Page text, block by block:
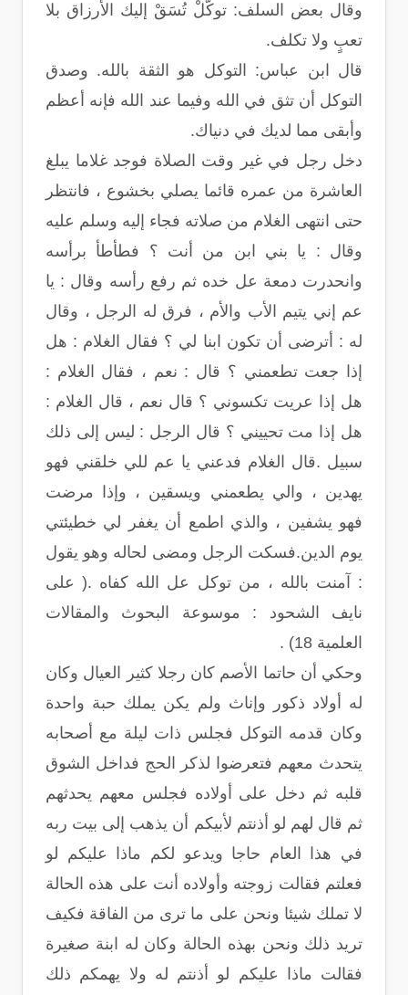
وقال بعض السلف: توكَّلْ تُسَقْ إليك الأرزاق بلا
تعبٍ ولا تكلف.
قال ابن عباس: التوكل هو الثقة بالله. وصدق
التوكل أن تثق في الله وفيما عند الله فإنه أعظم
وأبقى مما لديك في دنياك.
دخل رجل في غير وقت الصلاة فوجد غلاما يبلغ
العاشرة من عمره قائما يصلي بخشوع ، فانتظر
حتى انتهى الغلام من صلاته فجاء إليه وسلم عليه
وقال : يا بني ابن من أنت ؟ فطأطأ برأسه
وانحدرت دمعة عل خده ثم رفع رأسه وقال : يا
عم إني يتيم الأب والأم ، فرق له الرجل ، وقال
له : أترضى أن تكون ابنا لي ؟ فقال الغلام : هل
إذا جعت تطعمني ؟ قال : نعم ، فقال الغلام :
هل إذا عريت تكسوني ؟ قال نعم ، قال الغلام :
هل إذا مت تحييني ؟ قال الرجل : ليس إلى ذلك
سبيل .قال الغلام فدعني يا عم للي خلقني فهو
يهدين ، والي يطعمني ويسقين ، وإذا مرضت
فهو يشفين ، والذي اطمع أن يغفر لي خطيئتي
يوم الدين.فسكت الرجل ومضى لحاله وهو يقول
: آمنت بالله ، من توكل عل الله كفاه .( على
نايف الشحود : موسوعة البحوث والمقالات
العلمية 18) .
وحكي أن حاتما الأصم كان رجلا كثير العيال وكان
له أولاد ذكور وإناث ولم يكن يملك حبة واحدة
وكان قدمه التوكل فجلس ذات ليلة مع أصحابه
يتحدث معهم فتعرضوا لذكر الحج فداخل الشوق
قلبه ثم دخل على أولاده فجلس معهم يحدثهم
ثم قال لهم لو أذنتم لأبيكم أن يذهب إلى بيت ربه
في هذا العام حاجا ويدعو لكم ماذا عليكم لو
فعلتم فقالت زوجته وأولاده أنت على هذه الحالة
لا تملك شيئا ونحن على ما ترى من الفاقة فكيف
تريد ذلك ونحن بهذه الحالة وكان له ابنة صغيرة
فقالت ماذا عليكم لو أذنتم له ولا يهمكم ذلك